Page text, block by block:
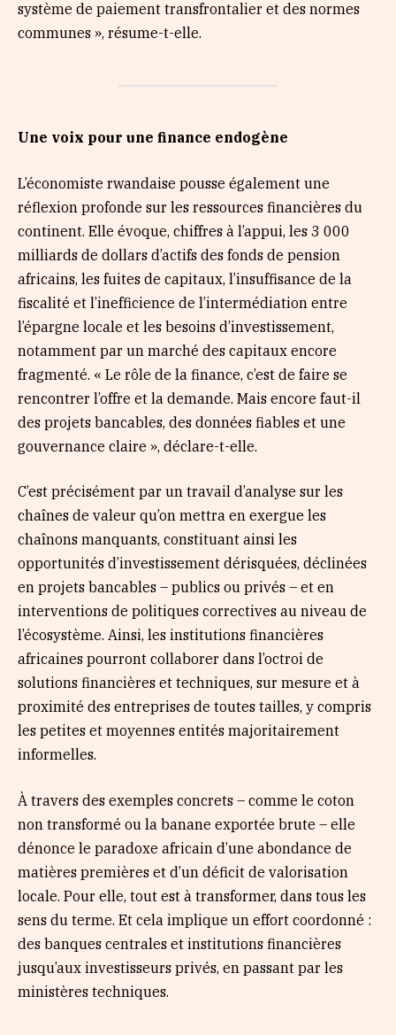
système de paiement transfrontalier et des normes
communes », résume-t-elle.
Une voix pour une finance endogène
L’économiste rwandaise pousse également une
réflexion profonde sur les ressources financières du
continent. Elle évoque, chiffres à l’appui, les 3 000
milliards de dollars d’actifs des fonds de pension
africains, les fuites de capitaux, l’insuffisance de la
fiscalité et l’inefficience de l’intermédiation entre
l’épargne locale et les besoins d’investissement,
notamment par un marché des capitaux encore
fragmenté. « Le rôle de la finance, c’est de faire se
rencontrer l’offre et la demande. Mais encore faut-il
des projets bancables, des données fiables et une
gouvernance claire », déclare-t-elle.
C’est précisément par un travail d’analyse sur les
chaînes de valeur qu’on mettra en exergue les
chaînons manquants, constituant ainsi les
opportunités d’investissement dérisquées, déclinées
en projets bancables – publics ou privés – et en
interventions de politiques correctives au niveau de
l’écosystème. Ainsi, les institutions financières
africaines pourront collaborer dans l’octroi de
solutions financières et techniques, sur mesure et à
proximité des entreprises de toutes tailles, y compris
les petites et moyennes entités majoritairement
informelles.
À travers des exemples concrets – comme le coton
non transformé ou la banane exportée brute – elle
dénonce le paradoxe africain d’une abondance de
matières premières et d’un déficit de valorisation
locale. Pour elle, tout est à transformer, dans tous les
sens du terme. Et cela implique un effort coordonné :
des banques centrales et institutions financières
jusqu’aux investisseurs privés, en passant par les
ministères techniques.